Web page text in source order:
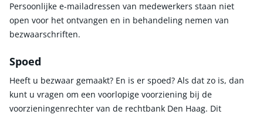
Persoonlijke e-mailadressen van medewerkers staan niet
open voor het ontvangen en in behandeling nemen van
bezwaarschriften.
Spoed
Heeft u bezwaar gemaakt? En is er spoed? Als dat zo is, dan
kunt u vragen om een voorlopige voorziening bij de
voorzieningenrechter van de rechtbank Den Haag. Dit